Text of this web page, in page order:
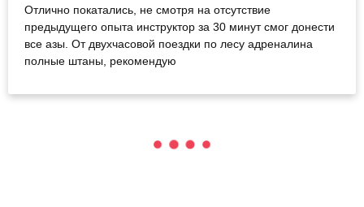
Отлично покатались, не смотря на отсутствие
предыдущего опыта инструктор за 30 минут смог донести
все азы. От двухчасовой поездки по лесу адреналина
полные штаны, рекомендую